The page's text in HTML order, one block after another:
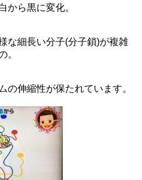
から黒に変化。
な細長い分子(分子鎖)が複雑
。
の伸縮性が保たれています。